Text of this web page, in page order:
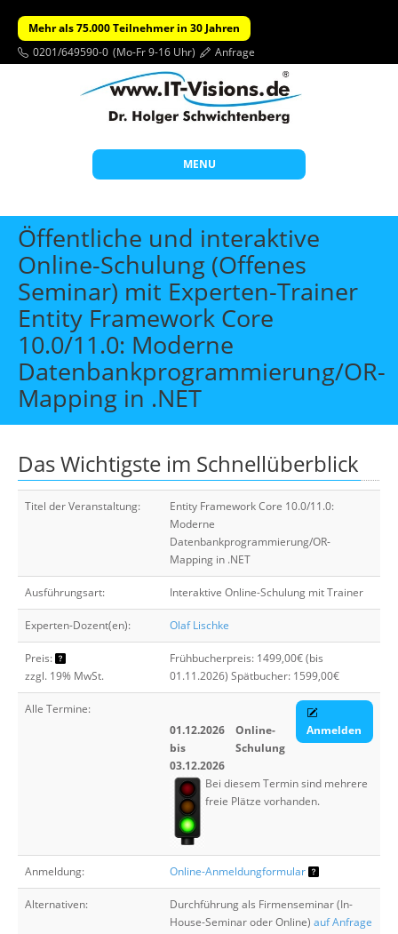
Mehr als 75.000 Teilnehmer in 30 Jahren
0201/649590-0 (Mo-Fr 9-16 Uhr) Anfrage
MENU
Start
Themen
Beratung
Individuelle Schulungen
Offene Seminare
Wissen
Über uns
Öffentliche und interaktive
Online-Schulung (Offenes
Seminar) mit Experten-Trainer
Entity Framework Core
10.0/11.0: Moderne
Datenbankprogrammierung/OR-
Mapping in .NET
Das Wichtigste im Schnellüberblick
Titel der Veranstaltung:
Entity Framework Core 10.0/11.0:
Moderne
Datenbankprogrammierung/OR-
Mapping in .NET
Ausführungsart: Interaktive Online-Schulung mit Trainer
Experten-Dozent(en): Olaf Lischke
Preis:
zzgl. 19% MwSt.
Frühbucherpreis: 1499,00€ (bis
01.11.2026) Spätbucher: 1599,00€
Alle Termine:
01.12.2026
bis
03.12.2026
Online-
Schulung
Anmelden
Bei diesem Termin sind mehrere
freie Plätze vorhanden.
Anmeldung: Online-Anmeldungformular
Alternativen:
Durchführung als Firmenseminar (In-
House-Seminar oder Online) auf Anfrage